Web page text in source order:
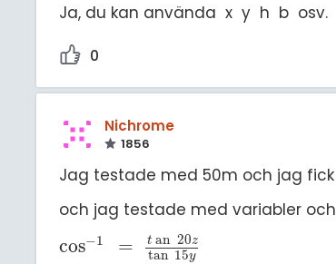
Ja, du kan använda x y h b osv.
0
Nichrome
1856
Jag testade med 50m och jag
och jag testade med variabler
cos−1 = t an 20z
tan 15y
cos-1 tan 20ztan